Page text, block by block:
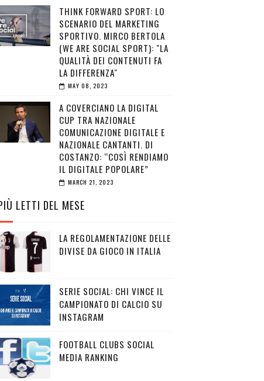
THINK FORWARD SPORT: LO
SCENARIO DEL MARKETING
SPORTIVO. MIRCO BERTOLA
(WE ARE SOCIAL SPORT): "LA
QUALITÀ DEI CONTENUTI FA
LA DIFFERENZA"
MAY 08, 2023
A COVERCIANO LA DIGITAL
CUP TRA NAZIONALE
COMUNICAZIONE DIGITALE E
NAZIONALE CANTANTI. DI
COSTANZO: “COSÌ RENDIAMO
IL DIGITALE POPOLARE”
MARCH 21, 2023
LETTI DEL MESE
LA REGOLAMENTAZIONE DELLE
DIVISE DA GIOCO IN ITALIA
SERIE SOCIAL: CHI VINCE IL
CAMPIONATO DI CALCIO SU
INSTAGRAM
FOOTBALL CLUBS SOCIAL
MEDIA RANKING